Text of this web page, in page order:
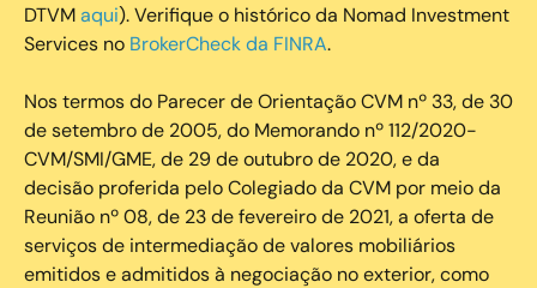
DTVMaqui). Verifique o histórico da Nomad Investment
Services no BrokerCheck da FINRA.
Nos termos do Parecer de Orientação CVM nº 33, de 30
de setembro de 2005, do Memorando nº 112/2020-
CVM/SMI/GME, de 29 de outubro de 2020, e da
decisão proferida pelo Colegiado da CVM por meio da
Reunião nº 08, de 23 de fevereiro de 2021, a oferta de
serviços de intermediação de valores mobiliários
emitidos e admitidos à negociação no exterior, como